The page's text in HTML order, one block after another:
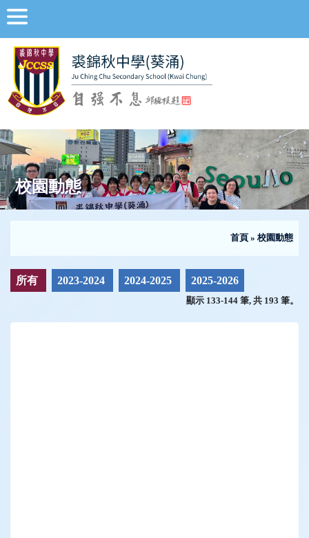
校園動態
首頁 » 校園動態
所有 2023-2024 2024-2025 2025-2026
顯示 133-144 筆, 共 193 筆。